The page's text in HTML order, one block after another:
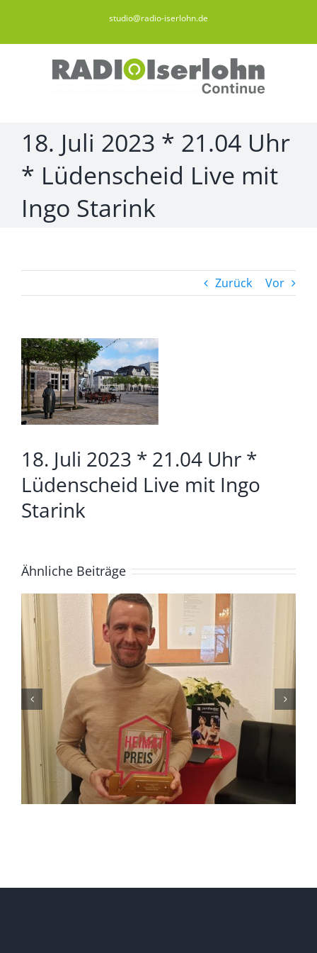
springen
studio@radio-iserlohn.de
18. Juli 2023 * 21.04 Uhr
* Lüdenscheid Live mit
Ingo Starink
Zurück Vor
Zeige
grösseres
Bild
18. Juli 2023 * 21.04 Uhr *
Lüdenscheid Live mit Ingo
Starink
Ähnliche Beiträge
4. August *20.04. Uhr*
Lüdenscheid Live mit Ingo
Starink